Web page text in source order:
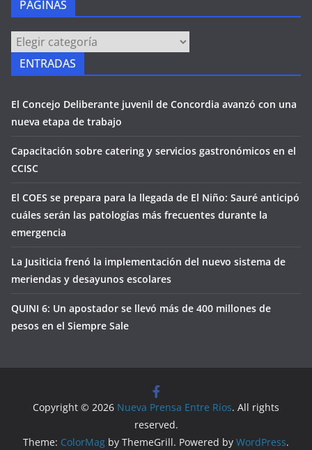
PÁGINAS
PÁGINAS
ENTRADAS
El Concejo Deliberante juvenil de Concordia avanzó con una
nueva etapa de trabajo
Capacitación sobre catering y servicios gastronómicos en el
CCISC
El COES se prepara para la llegada de El Niño: Sauré anticipó
cuáles serán las patologías más frecuentes durante la
emergencia
La Jusiticia frenó la implementación del nuevo sistema de
meriendas y desayunos escolares
QUINI 6: Un apostador se llevó más de 400 millones de
pesos en el Siempre Sale
Copyright © 2026 Nueva Prensa Entre Ríos. All rights
reserved.
Theme: ColorMag by ThemeGrill. Powered by WordPress.